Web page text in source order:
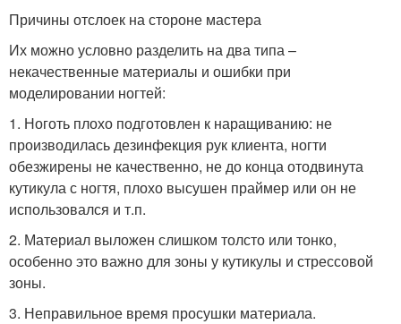
Причины отслоек на стороне мастера
Их можно условно разделить на два типа –
некачественные материалы и ошибки при
моделировании ногтей:
1. Ноготь плохо подготовлен к наращиванию: не
производилась дезинфекция рук клиента, ногти
обезжирены не качественно, не до конца отодвинута
кутикула с ногтя, плохо высушен праймер или он не
использовался и т.п.
2. Материал выложен слишком толсто или тонко,
особенно это важно для зоны у кутикулы и стрессовой
зоны.
3. Неправильное время просушки материала.